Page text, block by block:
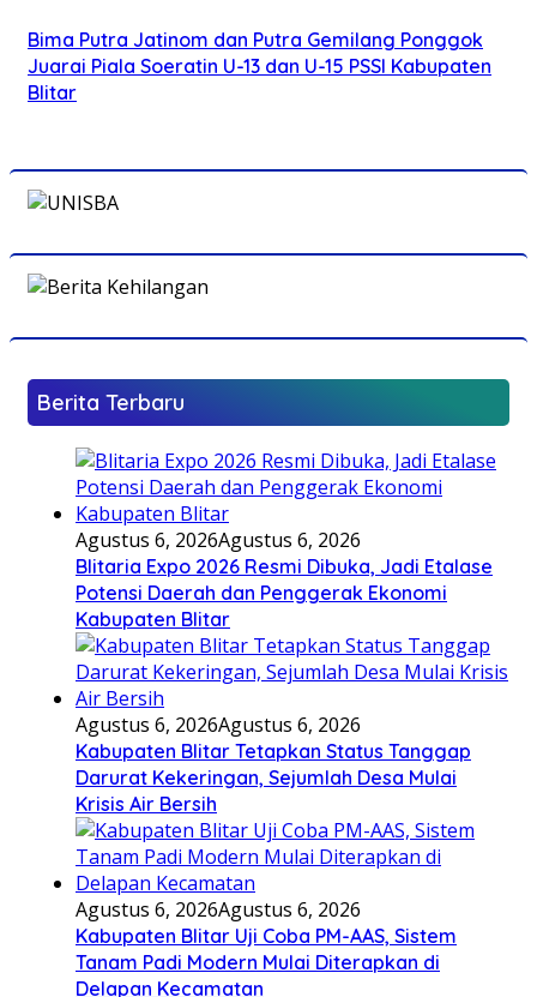
Bima Putra Jatinom dan Putra Gemilang Ponggok
Juarai Piala Soeratin U-13 dan U-15 PSSI Kabupaten
Blitar
Berita Terbaru
Agustus 6, 2026Agustus 6, 2026
Blitaria Expo 2026 Resmi Dibuka, Jadi Etalase
Potensi Daerah dan Penggerak Ekonomi
Kabupaten Blitar
Agustus 6, 2026Agustus 6, 2026
Kabupaten Blitar Tetapkan Status Tanggap
Darurat Kekeringan, Sejumlah Desa Mulai
Krisis Air Bersih
Agustus 6, 2026Agustus 6, 2026
Kabupaten Blitar Uji Coba PM-AAS, Sistem
Tanam Padi Modern Mulai Diterapkan di
Delapan Kecamatan